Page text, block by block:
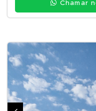
Chamar